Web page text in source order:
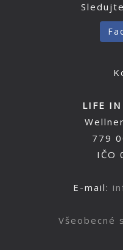
LIFE
779
IČO
E-mail:
Všeobecné